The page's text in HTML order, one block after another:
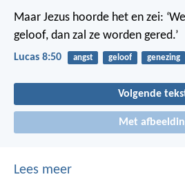
Maar Jezus hoorde het en zei:
geloof, dan zal ze worden gered.’
Lucas 8:50 angst geloof genezing
Volgende
Met
Lees meer